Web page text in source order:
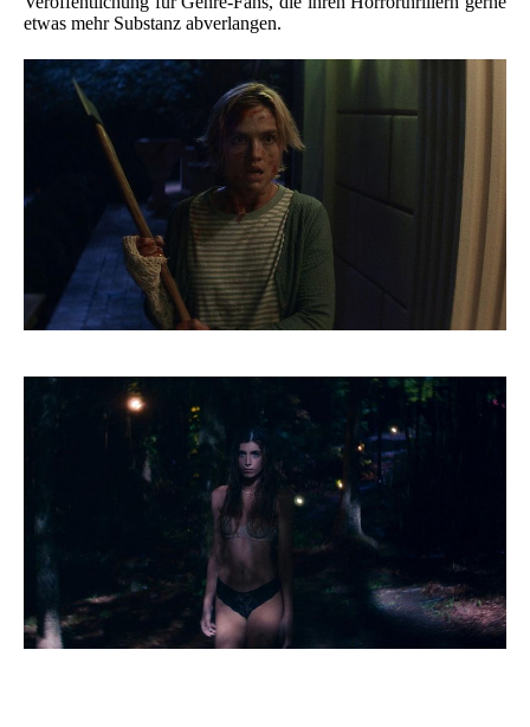
etwas mehr Substanz abverlangen.